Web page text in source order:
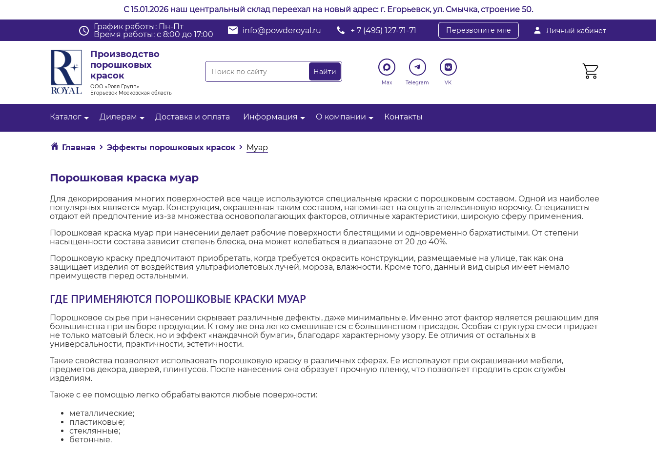
С 15.01.2026 наш центральный склад переехал на новый адрес: г. Егорьевск, ул. Смычка, строение 50.
Личный кабинет
График работы: Пн-Пт
Время работы: с 8:00 до 17:00
info@powderoyal.ru + 7 (495) 127-71-71 Перезвоните мне
Производство
порошковых
красок
ООО «Роял Групп»
Егорьевск Московская область
Max Telegram VK
Каталог Дилерам Доставка и оплата Информация О компании Контакты
Главная Эффекты порошковых красок Муар
Порошковая краска муар
Для декорирования многих поверхностей все чаще используются специальные краски с порошковым составом. Одной из наиболее
популярных является муар. Конструкция, окрашенная таким составом, напоминает на ощупь апельсиновую корочку. Специалисты
отдают ей предпочтение из-за множества основополагающих факторов, отличные характеристики, широкую сферу применения.
Порошковая краска муар при нанесении делает рабочие поверхности блестящими и одновременно бархатистыми. От степени
насыщенности состава зависит степень блеска, она может колебаться в диапазоне от 20 до 40%.
Порошковую краску предпочитают приобретать, когда требуется окрасить конструкции, размещаемые на улице, так как она
защищает изделия от воздействия ультрафиолетовых лучей, мороза, влажности. Кроме того, данный вид сырья имеет немало
преимуществ перед остальными.
ГДЕ ПРИМЕНЯЮТСЯ ПОРОШКОВЫЕ КРАСКИ МУАР
Порошковое сырье при нанесении скрывает различные дефекты, даже минимальные. Именно этот фактор является решающим для
большинства при выборе продукции. К тому же она легко смешивается с большинством присадок. Особая структура смеси придает
не только матовый блеск, но и эффект «наждачной бумаги», благодаря характерному узору. Ее отличия от остальных в
универсальности, практичности, эстетичности.
Такие свойства позволяют использовать порошковую краску в различных сферах. Ее используют при окрашивании мебели,
предметов декора, дверей, плинтусов. После нанесения она образует прочную пленку, что позволяет продлить срок службы
изделиям.
Также с ее помощью легко обрабатываются любые поверхности:
металлические;
пластиковые;
стеклянные;
бетонные.